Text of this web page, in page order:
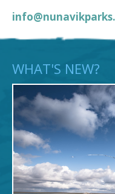
WHAT'S NEW?